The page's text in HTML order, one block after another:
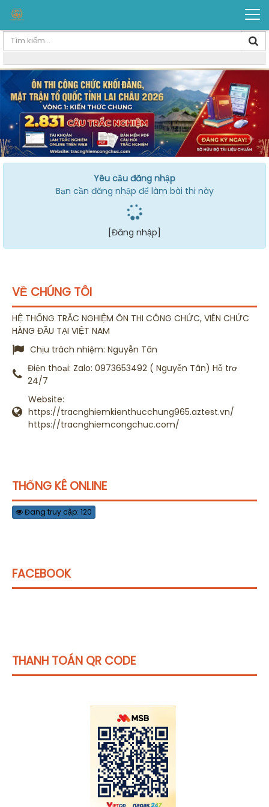
Yêu cầu đăng nhập
Bạn cần đăng nhập để làm bài thi này
[Đăng nhập]
VỀ CHÚNG TÔI
HỆ THỐNG TRẮC NGHIỆM ÔN THI CÔNG CHỨC, VIÊN CHỨC
HÀNG ĐẦU TẠI VIỆT NAM
Chịu trách nhiệm: Nguyễn Tân
Điện thoại: Zalo: 0973653492 ( Nguyễn Tân) Hỗ trợ
24/7
Website:
https://tracnghiemkienthucchung965.aztest.vn/
https://tracnghiemcongchuc.com/
THỐNG KÊ ONLINE
Đang truy cập: 120
FACEBOOK
THANH TOÁN QR CODE